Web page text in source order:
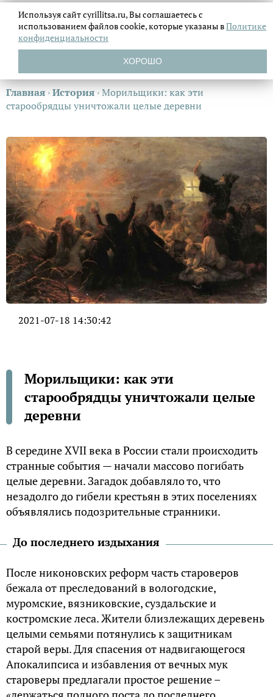
Главная ›История ›Морильщики: как эти
старообрядцы уничтожали целые деревни
2021-07-18 14:30:42
Морильщики: как эти
старообрядцы уничтожали целые
деревни
В середине XVII века в России стали происходить
странные события — начали массово погибать
целые деревни. Загадок добавляло то, что
незадолго до гибели крестьян в этих поселениях
объявлялись подозрительные странники.
До последнего издыхания
После никоновских реформ часть староверов
бежала от преследований в вологодские,
муромские, вязниковские, суздальские и
костромские леса. Жители близлежащих деревень
целыми семьями потянулись к защитникам
старой веры. Для спасения от надвигающегося
Апокалипсиса и избавления от вечных мук
староверы предлагали простое решение –
Используя сайт cyrillitsa.ru, Вы соглашаетесь с
использованием файловcookie, которые указаны вПолитике
конфиденциальности
ХОРОШО